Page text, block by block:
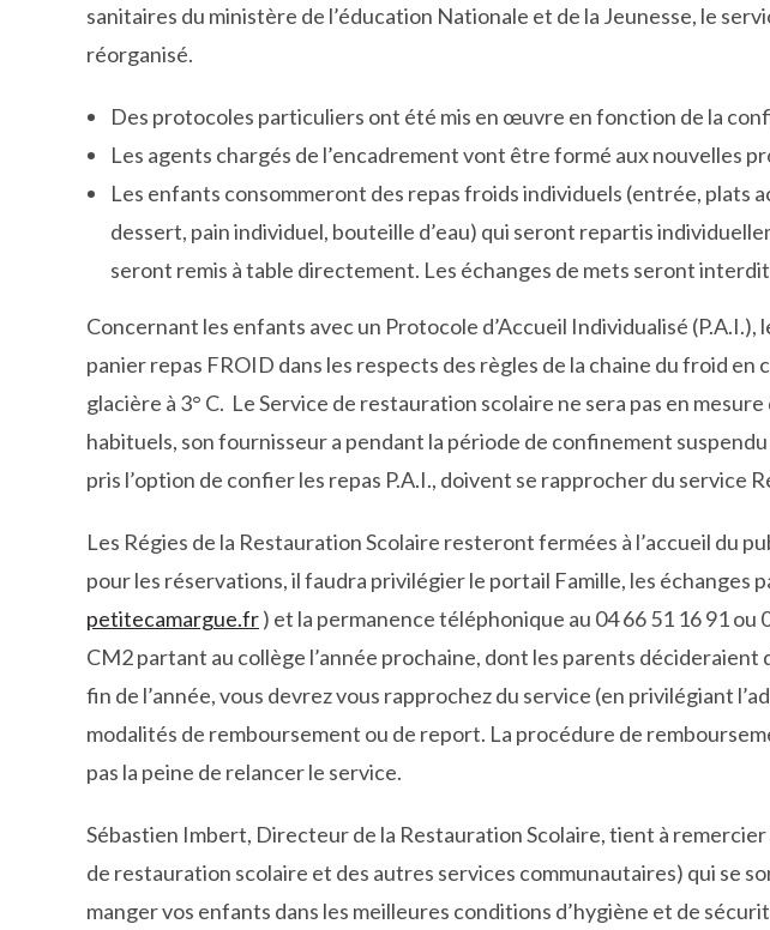
sanitaires du ministère de l’éducation Nationale et de la Jeunesse, le
réorganisé.
Des protocoles particuliers ont été mis en œuvre en fonction de la
Les agents chargés de l’encadrement vont être formé aux nouvelles
Les enfants consommeront des repas froids individuels (entrée, plats
dessert, pain individuel, bouteille d’eau) qui seront repartis
seront remis à table directement. Les échanges de mets seront
Concernant les enfants avec un Protocole d’Accueil Individualisé
panier repas FROID dans les respects des règles de la chaine du froid en
glacière à 3° C. Le Service de restauration scolaire ne sera pas en
habituels, son fournisseur a pendant la période de confinement
pris l’option de confier les repas P.A.I., doivent se rapprocher du service
Les Régies de la Restauration Scolaire resteront fermées à l’accueil du
pour les réservations, il faudra privilégier le portail Famille, les échanges
petitecamargue.fr) et la permanence téléphonique au 04 66 51 16 91 ou
CM2 partant au collège l’année prochaine, dont les parents décideraient
fin de l’année, vous devrez vous rapprochez du service (en privilégiant
modalités de remboursement ou de report. La procédure de
pas la peine de relancer le service.
Sébastien Imbert, Directeur de la Restauration Scolaire, tient à remercier
de restauration scolaire et des autres services communautaires) qui se
manger vos enfants dans les meilleures conditions d’hygiène et de